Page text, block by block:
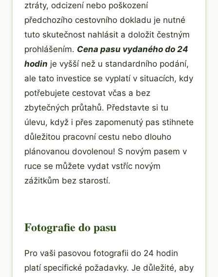
ztráty, odcizení nebo poškození
předchozího cestovního dokladu je nutné
tuto skutečnost nahlásit a doložit čestným
prohlášením. Cena pasu vydaného do 24
hodin je vyšší než u standardního podání,
ale tato investice se vyplatí v situacích, kdy
potřebujete cestovat včas a bez
zbytečných průtahů. Představte si tu
úlevu, když i přes zapomenutý pas stihnete
důležitou pracovní cestu nebo dlouho
plánovanou dovolenou! S novým pasem v
ruce se můžete vydat vstříc novým
zážitkům bez starostí.
Fotografie do pasu
Pro vaši pasovou fotografii do 24 hodin
platí specifické požadavky. Je důležité, aby